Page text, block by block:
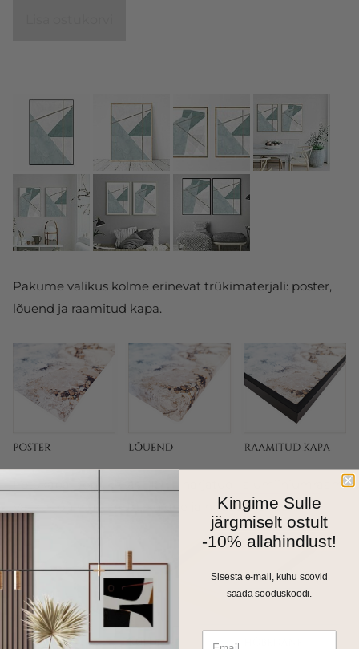
Pakume valikus kolme erinevat trükimaterjali: poster,
lõuend ja raamitud kapa.
Fotokapal on kitsas 1cm harjatud alumiiniumraam.
Valikus on matt must, kuldne ja hõbedane toon.
Kingime Sulle
järgmiselt ostult
-10% allahindlust!
Sisesta e-mail, kuhu soovid
saada sooduskoodi.